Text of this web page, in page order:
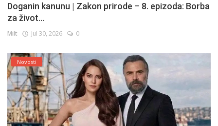
Doganin kanunu | Zakon prirode – 8. epizoda: Borba
za život...
Milt Jul 30, 2026 0
Novosti